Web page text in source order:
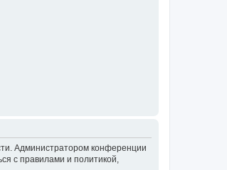
Администратором конференции
с правилами и политикой,